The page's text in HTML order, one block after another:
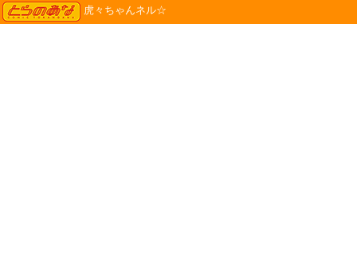
TORANOANA
虎々ちゃんネル☆